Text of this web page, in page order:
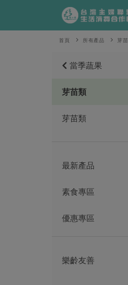
首頁 所有產品 芽
當季蔬果
芽苗類
芽苗類
最新產品
素食專區
優惠專區
樂齡友善